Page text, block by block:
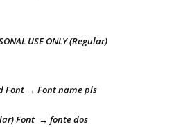
USE ONLY (Regular)
Font → Font name pls
Font → fonte dos